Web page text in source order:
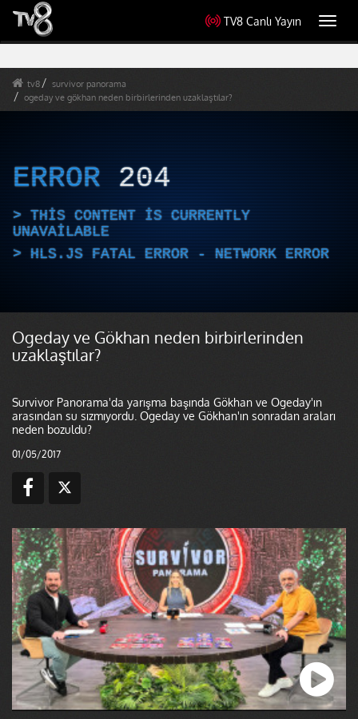
TV8 Canlı Yayın
tv8
survivor panorama
ogeday ve gökhan neden birbirlerinden uzaklaştılar?
ERROR 204
THIS CONTENT IS CURRENTLY
UNAVAILABLE
HLS.JS FATAL ERROR - NETWORK ERROR
Ogeday ve Gökhan neden birbirlerinden
uzaklaştılar?
Survivor Panorama'da yarışma başında Gökhan ve Ogeday'ın
arasından su sızmıyordu. Ogeday ve Gökhan'ın sonradan araları
neden bozuldu?
01/05/2017